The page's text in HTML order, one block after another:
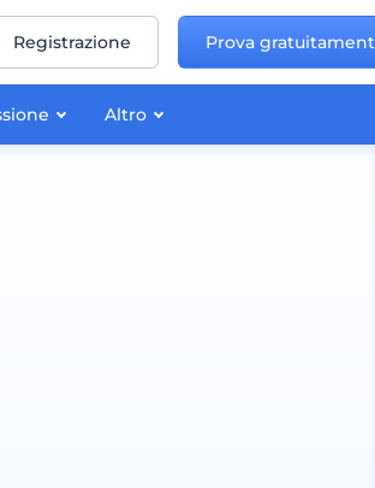
Altro
Registrazione Prova